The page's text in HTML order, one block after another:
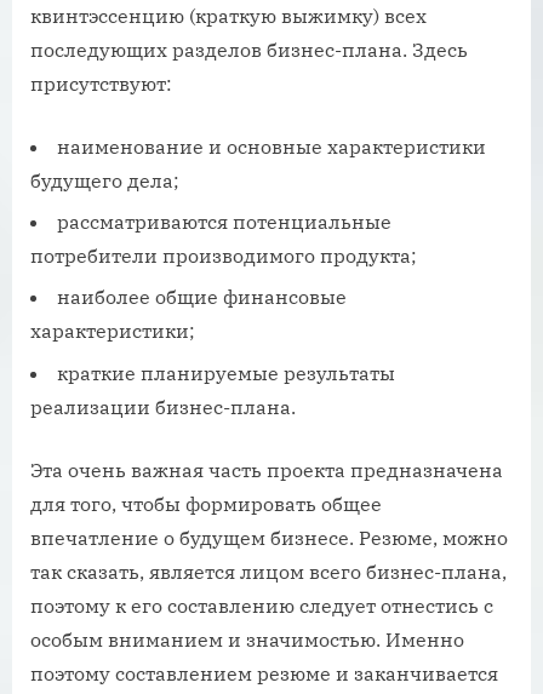
квинтэссенцию (краткую выжимку) всех
последующих разделов бизнес-плана. Здесь
присутствуют:
наименование и основные характеристики
будущего дела;
рассматриваются потенциальные
потребители производимого продукта;
наиболее общие финансовые
характеристики;
краткие планируемые результаты
реализации бизнес-плана.
Эта очень важная часть проекта предназначена
для того, чтобы формировать общее
впечатление о будущем бизнесе. Резюме, можно
так сказать, является лицом всего бизнес-плана,
поэтому к его составлению следует отнестись с
особым вниманием и значимостью. Именно
поэтому составлением резюме и заканчивается